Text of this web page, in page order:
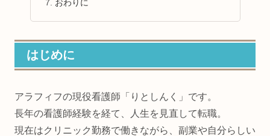
おわりに
はじめに
アラフィフの現役看護師「りとしんく」です。
長年の看護師経験を経て、人生を見直して転職。
現在はクリニック勤務で働きながら、副業や自分らしい